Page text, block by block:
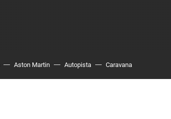
Aston Martin Autopista Caravana